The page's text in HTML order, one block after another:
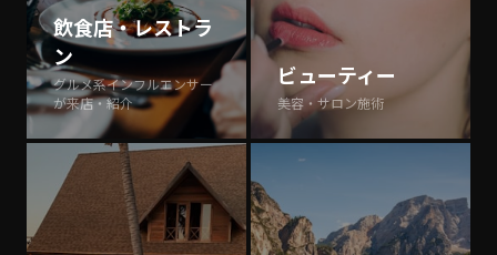
飲食店・レストラ
ン
グルメ系インフルエンサー
が来店・紹介
ビューティー
美容・サロン施術